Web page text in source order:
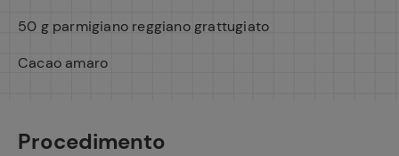
50 g parmigiano reggiano grattugiato
Cacao amaro
Procedimento